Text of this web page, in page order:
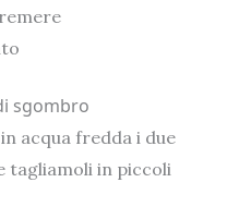
sgombro
acqua fredda i due
tagliamoli in piccoli